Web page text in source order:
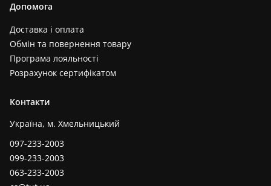
Допомога
Доставка і оплата
Обмін та повернення товару
Програма лояльності
Розрахунок сертифікатом
Контакти
Україна, м. Хмельницький
097-233-2003
099-233-2003
063-233-2003